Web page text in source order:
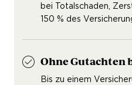
bei Totalschaden,
150 % des
Ohne Gutachten
Bis zu einem